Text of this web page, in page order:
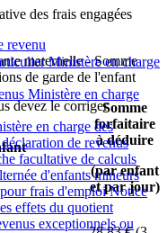
des frais engagées
maternelle - Somme
de garde de l'enfant
Somme
forfaitaire
à déduire
(par enfant
et par jour)
revenu
devez le corriger.
Ministère en charge
Ministère en charge
en charge des
de revenus
facultative de calculs
d'enfants mineurs
frais d'emploi Notice
effets du quotient
exceptionnels ou